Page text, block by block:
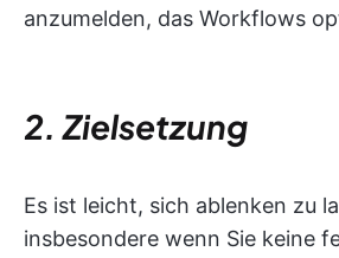
anzumelden, das Workflows
2. Zielsetzung
Es ist leicht, sich ablenken zu
insbesondere wenn Sie keine